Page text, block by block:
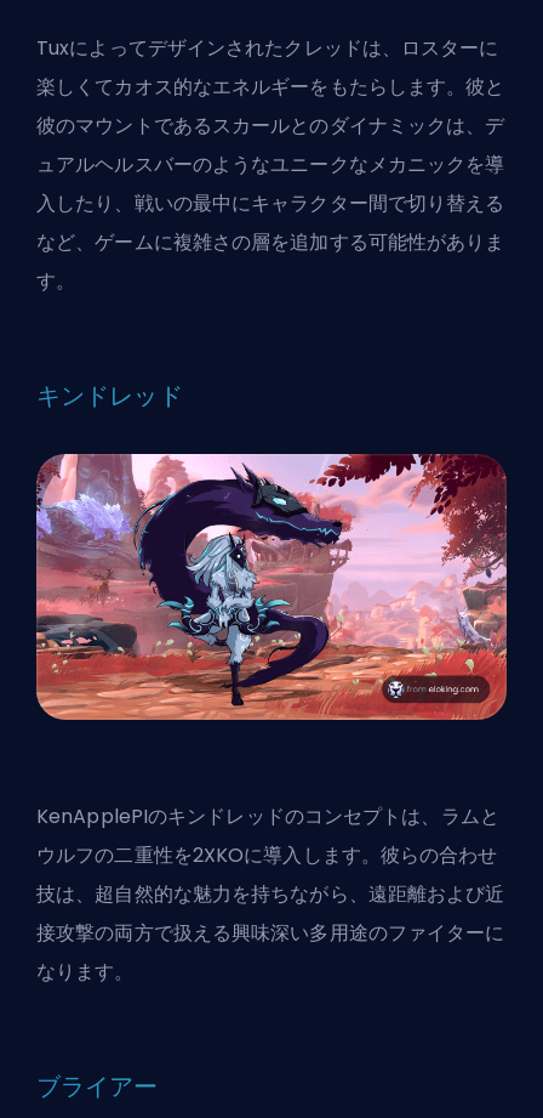
Tuxによってデザインされたクレッドは、ロスターに
楽しくてカオス的なエネルギーをもたらします。彼と
彼のマウントであるスカールとのダイナミックは、デ
ュアルヘルスバーのようなユニークなメカニックを導
入したり、戦いの最中にキャラクター間で切り替える
など、ゲームに複雑さの層を追加する可能性がありま
す。
キンドレッド
KenApplePIのキンドレッドのコンセプトは、ラムと
ウルフの二重性を2XKOに導入します。彼らの合わせ
技は、超自然的な魅力を持ちながら、遠距離および近
接攻撃の両方で扱える興味深い多用途のファイターに
なります。
ブライアー